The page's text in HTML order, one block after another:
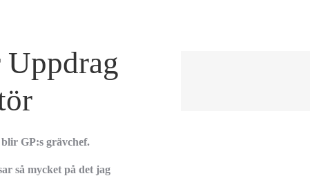
Uppdrag
GP:s grävchef.
så mycket på det jag